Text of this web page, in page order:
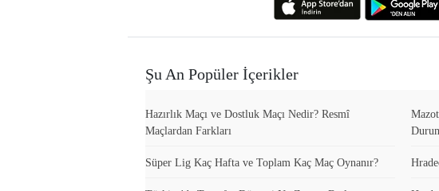
Şu An Popüler İçerikler
Hazırlık Maçı ve Dostluk Maçı Nedir? Resmî
Maçlardan Farkları
Süper Lig Kaç Hafta ve Toplam Kaç Maç Oynanır?